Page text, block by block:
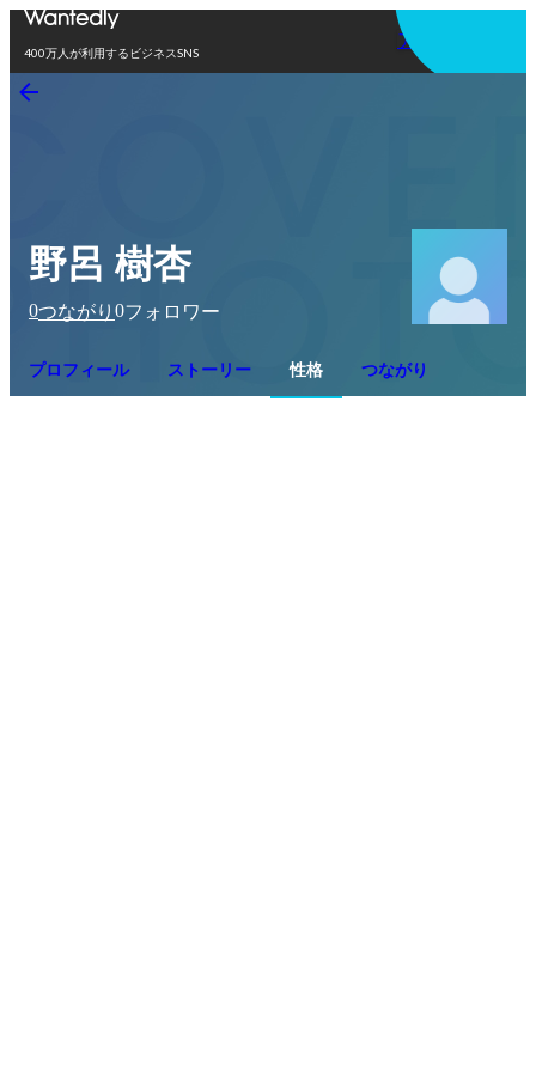
400万人が利用するビジネスSNS
アプリを使う
野呂 樹杏
0つながり 0フォロワー
プロフィール ストーリー 性格 つながり